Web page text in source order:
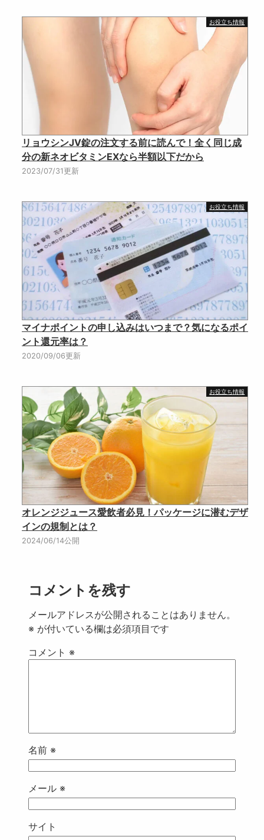
お役立ち情報
リョウシンJV錠の注文する前に読んで！全く同じ成
分の新ネオビタミンEXなら半額以下だから
2023/07/31更新
お役立ち情報
マイナポイントの申し込みはいつまで？気になるポイ
ント還元率は？
2020/09/06更新
お役立ち情報
オレンジジュース愛飲者必見！パッケージに潜むデザ
インの規制とは？
2024/06/14公開
コメントを残す
メールアドレスが公開されることはありません。
※ が付いている欄は必須項目です
コメント ※
名前 ※
メール ※
サイト